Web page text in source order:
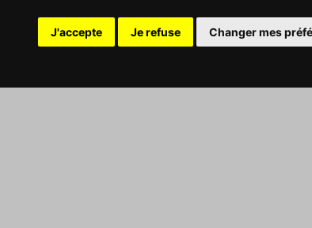
J'accepte Je refuse Changer mes